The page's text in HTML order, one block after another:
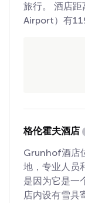
旅行。 酒店
Airport）有
格伦霍夫酒店
Grunhof酒店
地，专业人员
是因为它是一
店内设有雪具